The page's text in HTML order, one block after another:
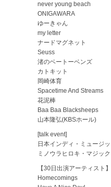
never young beach
ONIGAWARA
ゆーきゃん
my letter
ナードマグネット
Seuss
渚のベートーベンズ
カトキット
岡崎体育
Spacetime And Streams
花泥棒
Baa Baa Blacksheeps
山本隆弘(KBSホール)
[talk event]
日本インディ・ミュージ
ミノウラヒロキ・マジッ
【30日出演アーティスト】
Homecomings